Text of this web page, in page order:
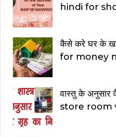
hindi for
कैसे करे घर के
for money
वास्तु के अनुसार
store room